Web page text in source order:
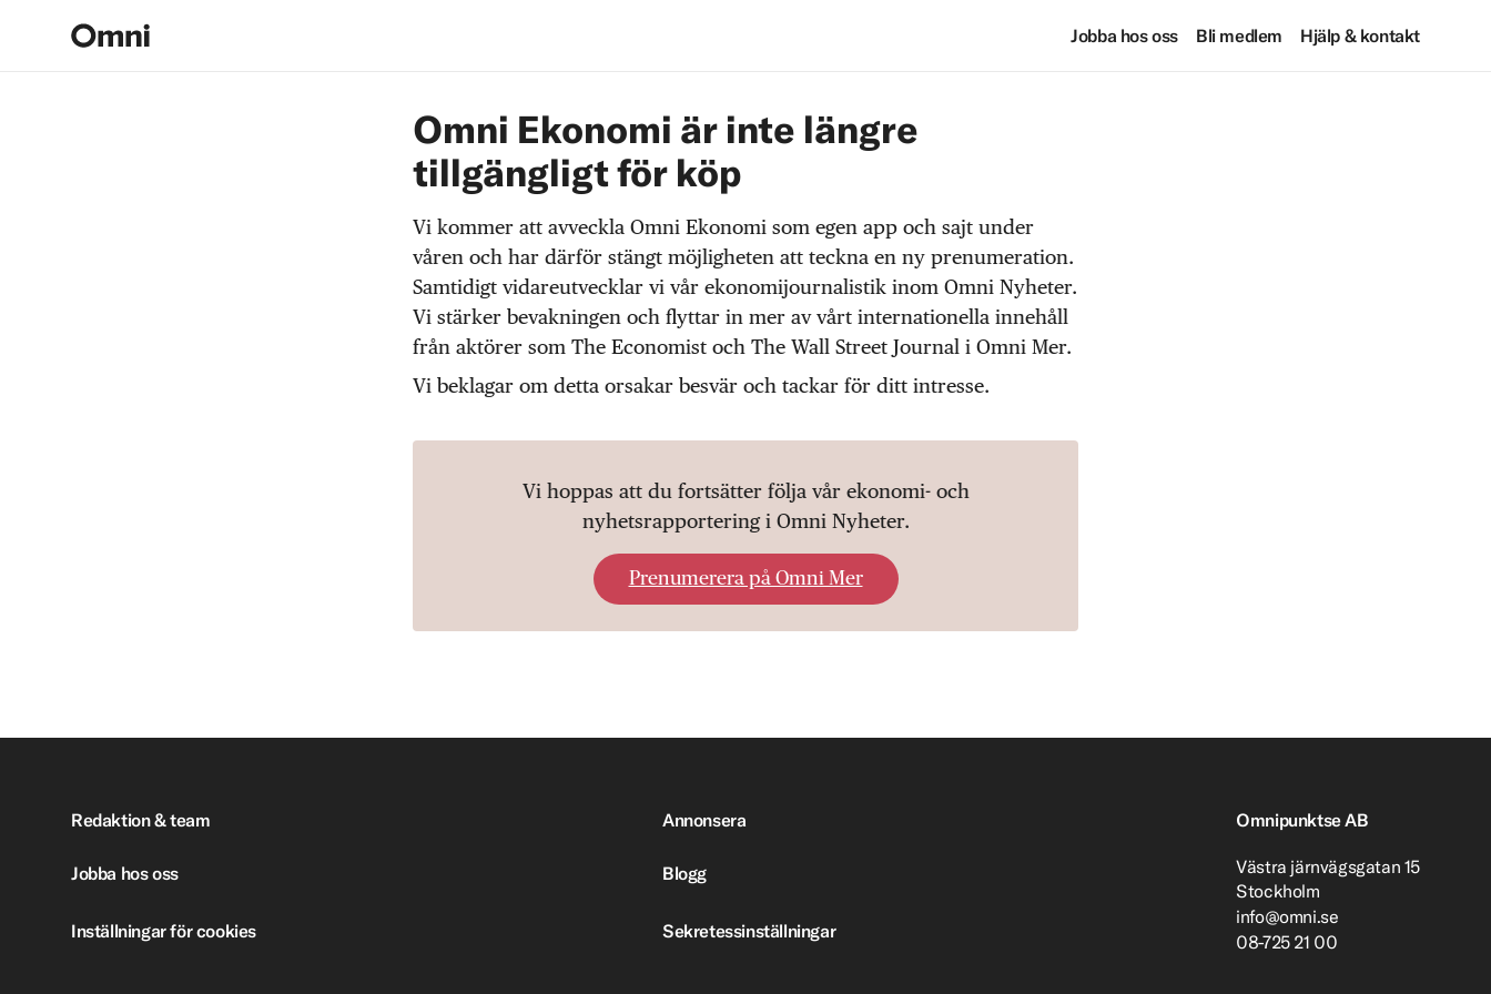
Jobba hos oss Bli medlem Hjälp & kontakt
Omni Ekonomi är inte längre
tillgängligt för köp
Vi kommer att avveckla Omni Ekonomi som egen app och sajt under
våren och har därför stängt möjligheten att teckna en ny prenumeration.
Samtidigt vidareutvecklar vi vår ekonomijournalistik inom Omni Nyheter.
Vi stärker bevakningen och flyttar in mer av vårt internationella innehåll
från aktörer som The Economist och The Wall Street Journal i Omni Mer.
Vi beklagar om detta orsakar besvär och tackar för ditt intresse.
Vi hoppas att du fortsätter följa vår ekonomi- och
nyhetsrapportering i Omni Nyheter.
Prenumerera på Omni Mer
Redaktion & team Annonsera
Jobba hos oss Blogg
Inställningar för cookies Sekretessinställningar
Omnipunktse AB
Västra järnvägsgatan 15
Stockholm
info@omni.se
08-725 21 00